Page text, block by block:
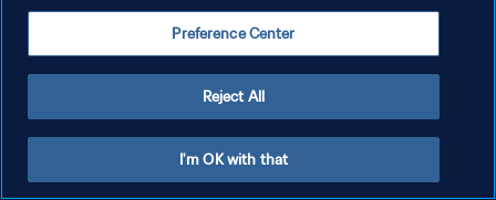
إدارة تفضيلات ملفات تعريف الارتباطPreference Center
Reject All
I'm OK with that